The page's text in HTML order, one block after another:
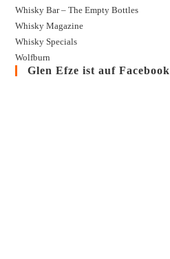
Whisky Bar – The Empty Bottles
Whisky Magazine
Whisky Specials
Wolfburn
Glen Efze ist auf Facebook